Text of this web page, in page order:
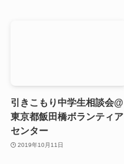
引きこもり中学生相談会@
東京都飯田橋ボランティア
センター
2019年10月11日